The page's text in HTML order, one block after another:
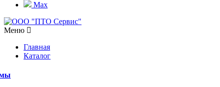
Max
Меню
Главная
Каталог